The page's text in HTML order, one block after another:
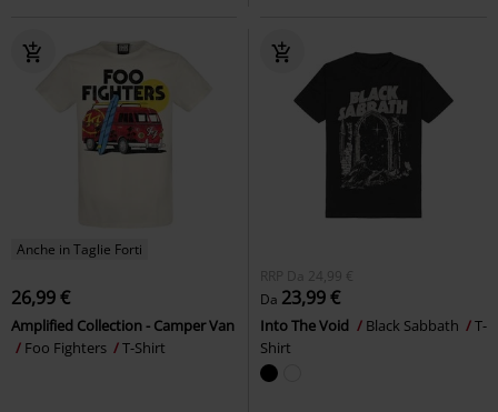
Anche in Taglie Forti
26,99 €
Amplified Collection - Camper Van
Foo Fighters
T-Shirt
RRP Da 24,99 €
Da 23,99 €
Into The Void Black Sabbath
T-
Shirt